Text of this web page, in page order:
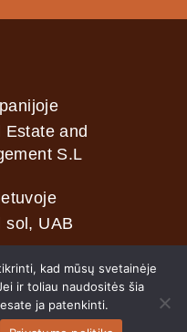
Estate and
S.L
sol, UAB
del sol
kad mūsų svetainėje
ir toliau naudositės šia
ja patenkinti.